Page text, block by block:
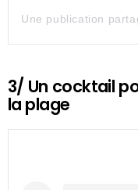
3/ Un cocktail
la plage